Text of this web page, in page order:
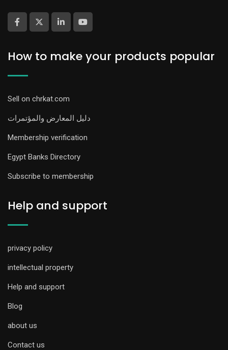
How to make your products popular
Sell on chrkat.com
دليل المعارض والمؤتمرات
Membership verification
Egypt Banks Directory
Subscribe to membership
Help and support
privacy policy
intellectual property
Help and support
Blog
about us
Contact us